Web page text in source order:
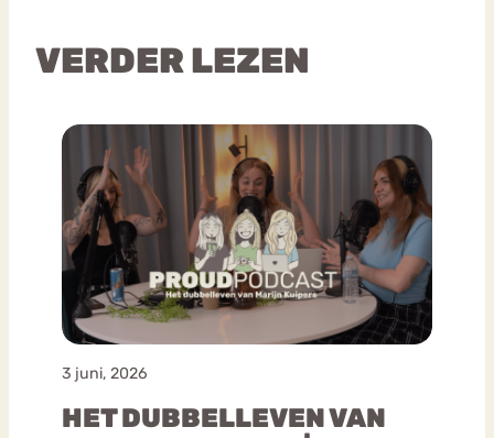
VERDER LEZEN
3 juni, 2026
HET DUBBELLEVEN VAN